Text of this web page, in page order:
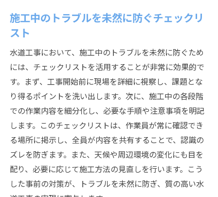
施工中のトラブルを未然に防ぐチェックリ
スト
水道工事において、施工中のトラブルを未然に防ぐため
には、チェックリストを活用することが非常に効果的で
す。まず、工事開始前に現場を詳細に視察し、課題とな
り得るポイントを洗い出します。次に、施工中の各段階
での作業内容を細分化し、必要な手順や注意事項を明記
します。このチェックリストは、作業員が常に確認でき
る場所に掲示し、全員が内容を共有することで、認識の
ズレを防ぎます。また、天候や周辺環境の変化にも目を
配り、必要に応じて施工方法の見直しを行います。こう
した事前の対策が、トラブルを未然に防ぎ、質の高い水